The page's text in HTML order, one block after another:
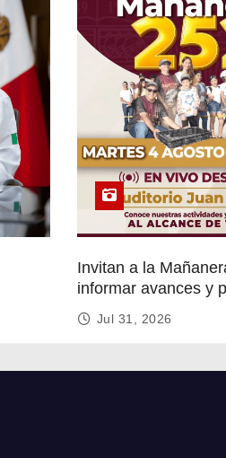
Invitan a la
informar avances y
Altamira
Jul 31, 2026